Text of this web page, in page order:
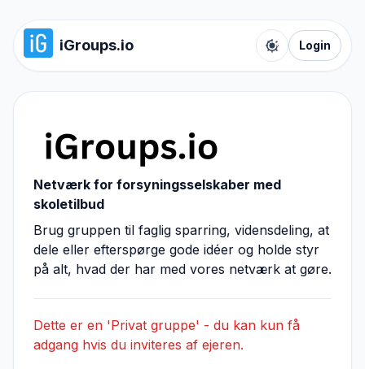
iGroups.io
Toggle color
Login
Netværk for forsyningsselskaber med
skoletilbud
Brug gruppen til faglig sparring, vidensdeling, at
dele eller efterspørge gode idéer og holde styr
på alt, hvad der har med vores netværk at gøre.
Dette er en 'Privat gruppe' - du kan kun få
adgang hvis du inviteres af ejeren.